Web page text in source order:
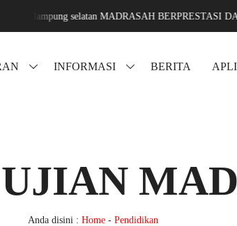
selatan MADRASAH BERPRESTASI DAN
INFORMASI BERITA
Anda disini : Home- Pendidikan